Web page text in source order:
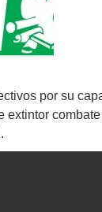
por su
extintor